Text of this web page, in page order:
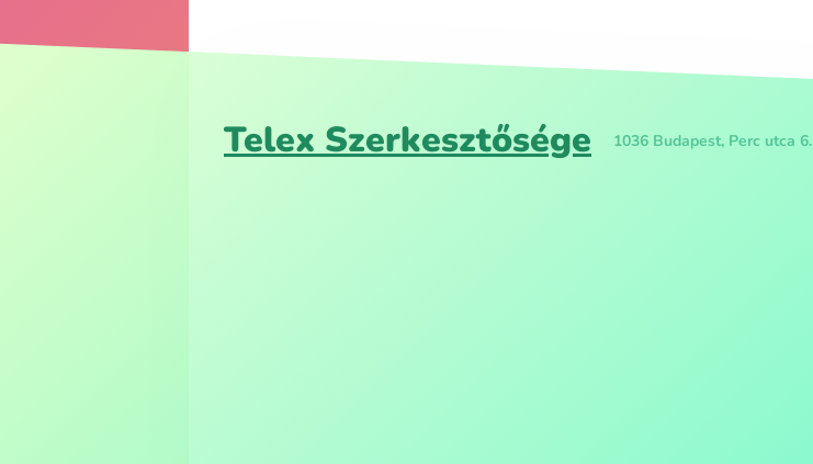
Telex Szerkesztősége 1036 Budapest, Perc utca 6.